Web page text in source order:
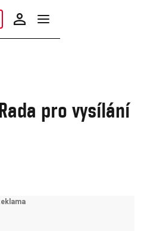
pro vysílání